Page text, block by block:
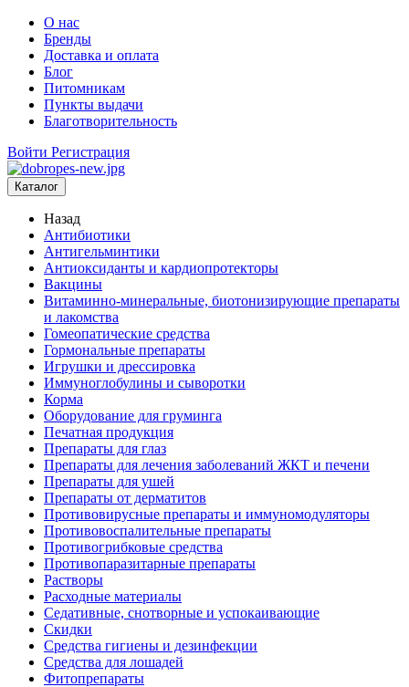
О нас
Бренды
Доставка и оплата
Блог
Питомникам
Пункты выдачи
Благотворительность
Войти Регистрация
Каталог
Назад
Антибиотики
Антигельминтики
Антиоксиданты и кардиопротекторы
Вакцины
Витаминно-минеральные, биотонизирующие препараты
и лакомства
Гомеопатические средства
Гормональные препараты
Игрушки и дрессировка
Иммуноглобулины и сыворотки
Корма
Оборудование для груминга
Печатная продукция
Препараты для глаз
Препараты для лечения заболеваний ЖКТ и печени
Препараты для ушей
Препараты от дерматитов
Противовирусные препараты и иммуномодуляторы
Противовоспалительные препараты
Противогрибковые средства
Противопаразитарные препараты
Растворы
Расходные материалы
Седативные, снотворные и успокаивающие
Скидки
Средства гигиены и дезинфекции
Средства для лошадей
Фитопрепараты